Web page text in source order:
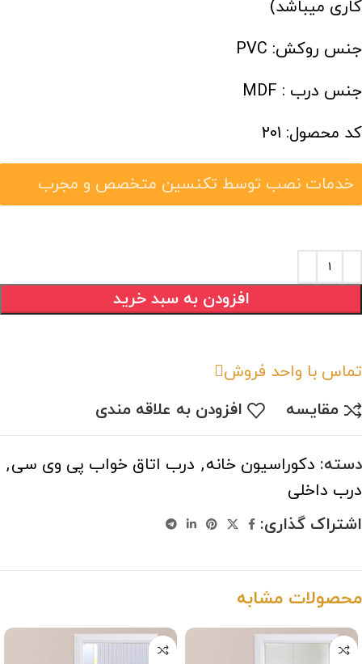
کاری میباشد)
جنس روکش: PVC
جنس درب : MDF
کد محصول: 201
خدمات نصب توسط تکنسین متخصص و مجرب
افزودن به سبد خرید
تماس با واحد فروش
مقایسه
افزودن به علاقه مندی
دسته: دکوراسیون خانه, درب اتاق خواب پی وی سی,
درب داخلی
اشتراک گذاری:
محصولات مشابه